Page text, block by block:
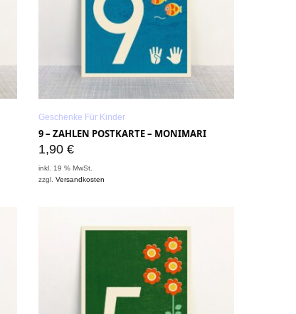
Geschenke Für Kinder
9 – ZAHLEN POSTKARTE – MONIMARI
1,90 €
inkl. 19 % MwSt.
zzgl. Versandkosten